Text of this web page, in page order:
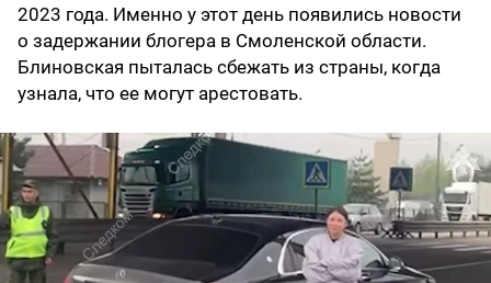
2023 года. Именно у этот день появились новости
о задержании блогера в Смоленской области.
Блиновская пыталась сбежать из страны, когда
узнала, что ее могут арестовать.